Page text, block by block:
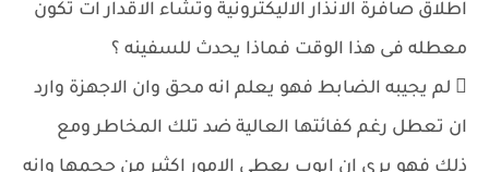
اطلاق صافرة الانذار الاليكترونية وتشاء الاقدار ات تكون
معطله فى هذا الوقت فماذا يحدث للسفينه ؟
 لم يجيبه الضابط فهو يعلم انه محق وان الاجهزة وارد
ان تعطل رغم كفائتها العالية ضد تلك المخاطر ومع
ذلك فهو يرى ان ايوب يعطى الامور اكثبر من حجمها وانه